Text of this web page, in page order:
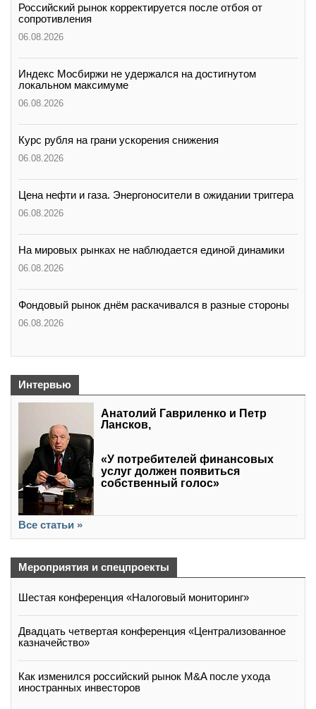
Российский рынок корректируется после отбоя от
сопротивления
06.08.2026
Индекс Мосбиржи не удержался на достигнутом
локальном максимуме
06.08.2026
Курс рубля на грани ускорения снижения
06.08.2026
Цена нефти и газа. Энергоносители в ожидании триггера
06.08.2026
На мировых рынках не наблюдается единой динамики
06.08.2026
Фондовый рынок днём раскачивался в разные стороны
06.08.2026
Интервью
Анатолий Гавриленко и Петр
Лансков,
«У потребителей финансовых
услуг должен появиться
собственный голос»
Все статьи »
Мероприятия и спецпроекты
Шестая конференция «Налоговый мониторинг»
Двадцать четвертая конференция «Централизованное
казначейство»
Как изменился российский рынок M&A после ухода
иностранных инвесторов